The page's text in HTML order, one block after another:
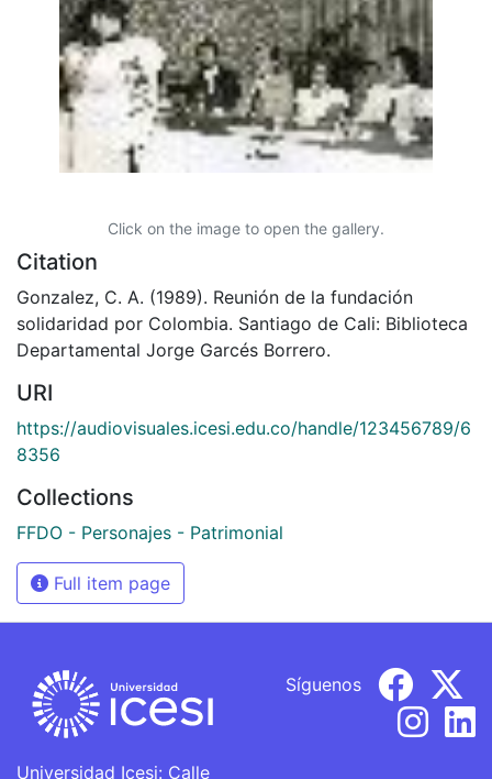
Click on the image to open the gallery.
Citation
Gonzalez, C. A. (1989). Reunión de la fundación
solidaridad por Colombia. Santiago de Cali: Biblioteca
Departamental Jorge Garcés Borrero.
URI
https://audiovisuales.icesi.edu.co/handle/123456789/6
8356
Collections
FFDO - Personajes - Patrimonial
Full item page
Universidad Icesi: Calle
Síguenos